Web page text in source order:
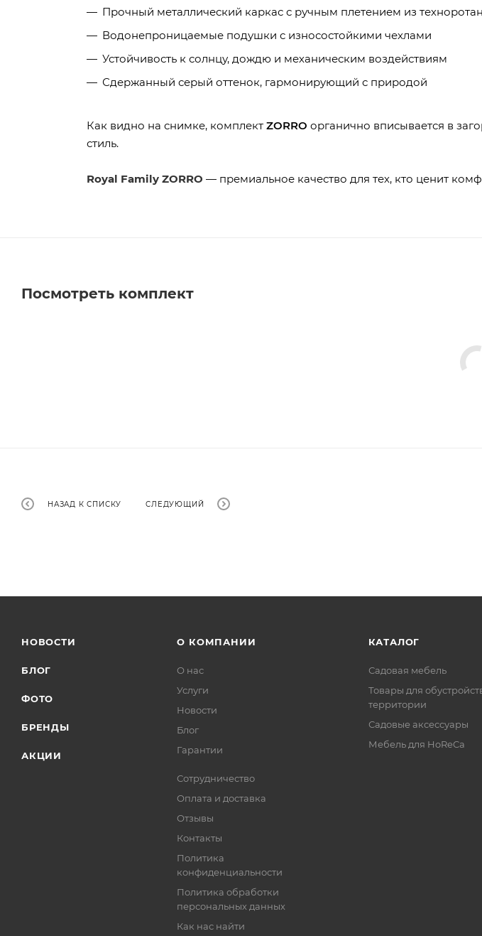
Прочный металлический каркас с ручным плетением из
Водонепроницаемые подушки с износостойкими чехлами
Устойчивость к солнцу, дождю и механическим воздействиям
Сдержанный серый оттенок, гармонирующий с природой
Как видно на снимке, комплект ZORRO органично вписывается в
стиль.
Royal Family ZORRO — премиальное качество для тех, кто ценит
Посмотреть комплект
НАЗАД К СПИСКУ СЛЕДУЮЩИЙ
НОВОСТИ
БЛОГ
ФОТО
БРЕНДЫ
АКЦИИ
О КОМПАНИИ
О нас
Услуги
Новости
Блог
Гарантии
Сотрудничество
Оплата и доставка
Отзывы
Контакты
Политика
конфиденциальности
Политика обработки
персональных данных
Как нас найти
КАТАЛОГ
Садовая мебель
Товары для
территории
Садовые аксессуары
Мебель для HoReCa